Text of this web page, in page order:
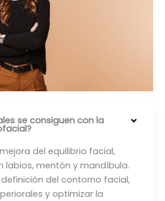
se consiguen con la
del equilibrio facial,
labios, mentón y mandíbula.
del contorno facial,
y optimizar la